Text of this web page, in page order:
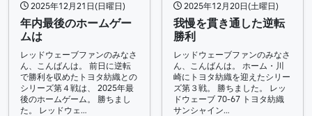
2025年12月21日(日曜日)
年内最後のホームゲー
ムは
レッドウェーブファンのみなさ
ん、こんばんは。 前日に逆転
で勝利を収めたトヨタ紡織との
シリーズ第４戦は、 2025年最
後のホームゲーム。 勝ちまし
た。 レッドウェ…
2025年12月20日(土曜日)
我慢を貫き通した逆転
勝利
レッドウェーブファンのみなさ
ん、こんばんは。 ホーム・川
崎にトヨタ紡織を迎えたシリー
ズ第３戦。 勝ちました。 レッ
ドウェーブ 70-67 トヨタ紡織
サンシャイン…